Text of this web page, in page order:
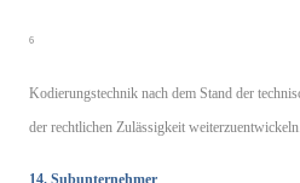
6
Kodierungstechnik nach dem Stand der
der rechtlichen Zulässigkeit weiterzuentwickeln.
14. Subunternehmer